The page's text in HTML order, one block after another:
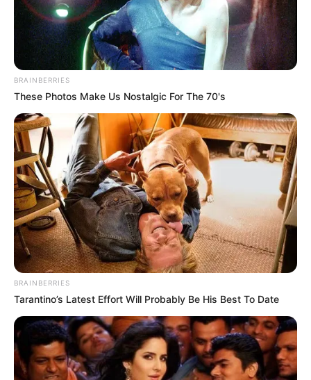
BRAINBERRIES
These Photos Make Us Nostalgic For The 70's
BRAINBERRIES
Tarantino’s Latest Effort Will Probably Be His Best To Date